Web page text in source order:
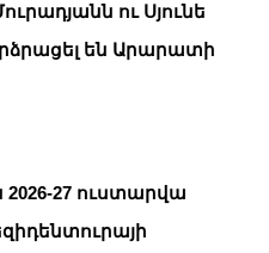
ու Սյունե
են Արարատի
27 ուստարվա